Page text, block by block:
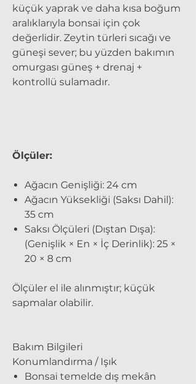
küçük yaprak ve daha kısa boğum
aralıklarıyla bonsai için çok
değerlidir. Zeytin türleri sıcağı ve
güneşi sever; bu yüzden bakımın
omurgası güneş + drenaj +
kontrollü sulamadır.
Ölçüler:
Ağacın Genişliği: 24 cm
Ağacın Yüksekliği (Saksı Dahil):
35 cm
Saksı Ölçüleri (Dıştan Dışa):
(Genişlik × En × İç Derinlik): 25 ×
20 × 8 cm
Ölçüler el ile alınmıştır; küçük
sapmalar olabilir.
Bakım Bilgileri
Konumlandırma / Işık
Bonsai temelde dış mekân